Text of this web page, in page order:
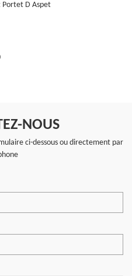
D Aspet
NOUS
ci-dessous ou directement par